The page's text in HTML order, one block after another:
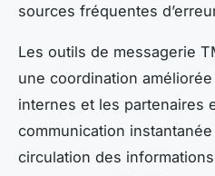
sources fréquentes
Les outils de messagerie
une coordination
internes et les partenaires
communication
circulation des